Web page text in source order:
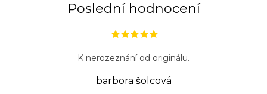
Poslední hodnocení
K nerozeznání od originálu.
barbora šolcová